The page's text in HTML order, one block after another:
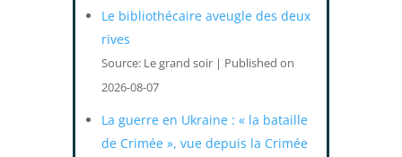
Le bibliothécaire aveugle des deux
rives
Source: Le grand soir
Published on
2026-08-07
La guerre en Ukraine : « la bataille
de Crimée », vue depuis la Crimée